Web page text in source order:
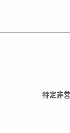
特定非